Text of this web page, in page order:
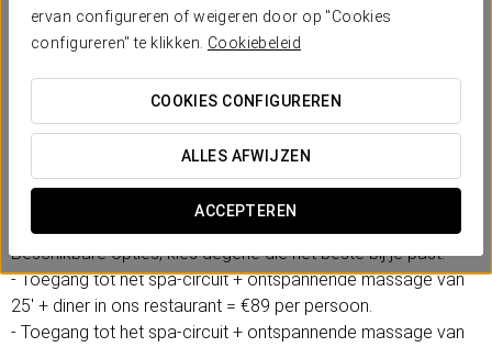
ervan configureren of weigeren door op "Cookies
configureren" te klikken. Cookiebeleid
COOKIES CONFIGUREREN
ALLES AFWIJZEN
ACCEPTEREN
Vanaf 89 € per persoon
Wellness & Gourmet pass
Beleef een complete ervaring voor lichaam en geest:
ontsnap aan het dagelijkse ritme, laat je omringen door de
rust van ons spa-circuit en sluit de dag af met een uniek diner
in restaurant Verema. Een ideaal plan om jezelf te verwennen,
nieuwe energie op te doen en te genieten van de beste sfeer.
Beschikbare opties, kies degene die het beste bij je past:
- Toegang tot het spa-circuit + ontspannende massage van
25' + diner in ons restaurant = €89 per persoon.
- Toegang tot het spa-circuit + ontspannende massage van